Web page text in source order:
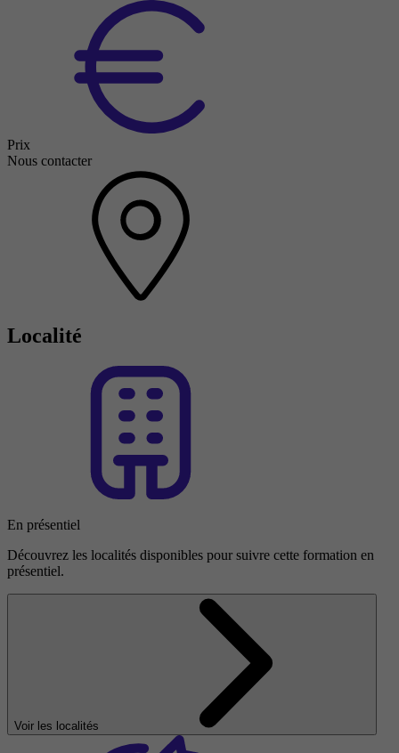
Prix
Nous contacter
Localité
En présentiel
Découvrez les localités disponibles pour suivre cette formation en
présentiel.
Voir les localités